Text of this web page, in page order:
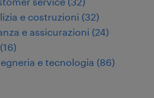
e costruzioni (32)
e assicurazioni (24)
(16)
e tecnologia (86)